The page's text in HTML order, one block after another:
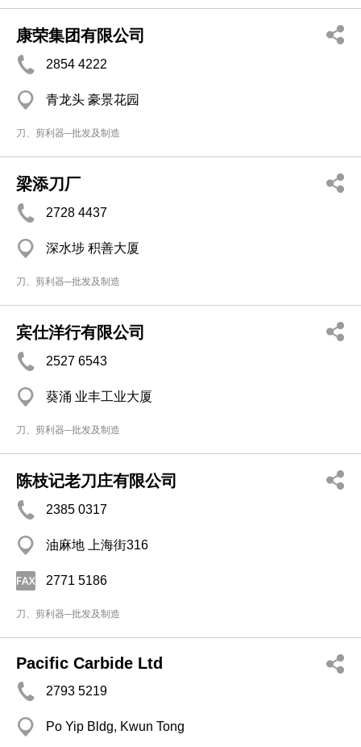
康荣集团有限公司
2854 4222
青龙头 豪景花园
刀、剪利器─批发及制造
梁添刀厂
2728 4437
深水埗 积善大厦
刀、剪利器─批发及制造
宾仕洋行有限公司
2527 6543
葵涌 业丰工业大厦
刀、剪利器─批发及制造
陈枝记老刀庄有限公司
2385 0317
油麻地 上海街316
2771 5186
刀、剪利器─批发及制造
Pacific Carbide Ltd
2793 5219
Po Yip Bldg, Kwun Tong